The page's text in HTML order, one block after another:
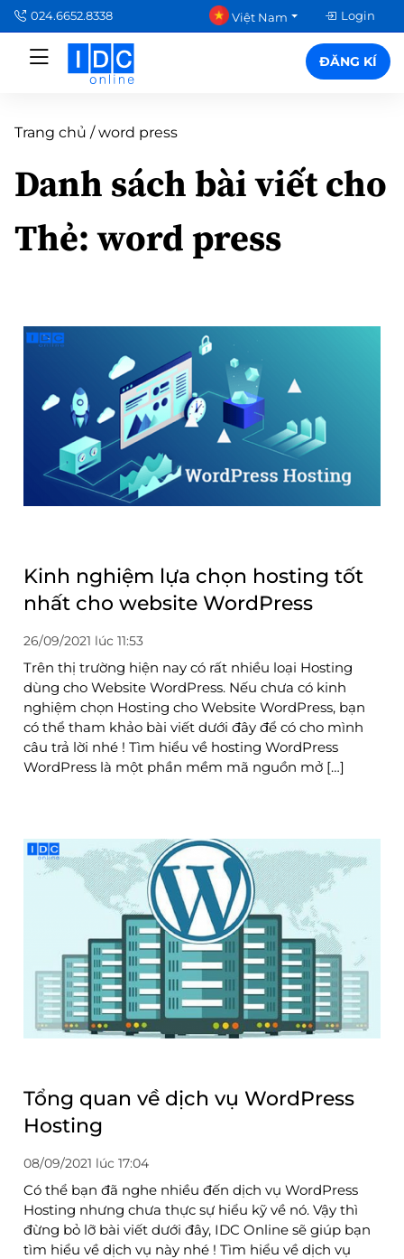
024.6652.8338 Việt Nam Login
ĐĂNG KÍ
Trang chủ /word press
Danh sách bài viết cho
Thẻ:word press
Kinh nghiệm lựa chọn hosting tốt
nhất cho website WordPress
26/09/2021 lúc 11:53
Trên thị trường hiện nay có rất nhiều loại Hosting
dùng cho Website WordPress. Nếu chưa có kinh
nghiệm chọn Hosting cho Website WordPress, bạn
có thể tham khảo bài viết dưới đây để có cho mình
câu trả lời nhé ! Tìm hiểu về hosting WordPress
WordPress là một phần mềm mã nguồn mở […]
Tổng quan về dịch vụ WordPress
Hosting
08/09/2021 lúc 17:04
Có thể bạn đã nghe nhiều đến dịch vụ WordPress
Hosting nhưng chưa thực sự hiểu kỹ về nó. Vậy thì
đừng bỏ lỡ bài viết dưới đây, IDC Online sẽ giúp bạn
tìm hiểu về dịch vụ này nhé ! Tìm hiểu về dịch vụ